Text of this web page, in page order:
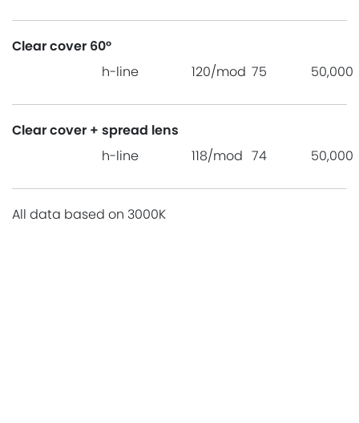
Clear cover 60°
h-line
120/mod 75 50,000
Clear cover + spread lens
h-line
118/mod 74 50,000
All data based on 3000K